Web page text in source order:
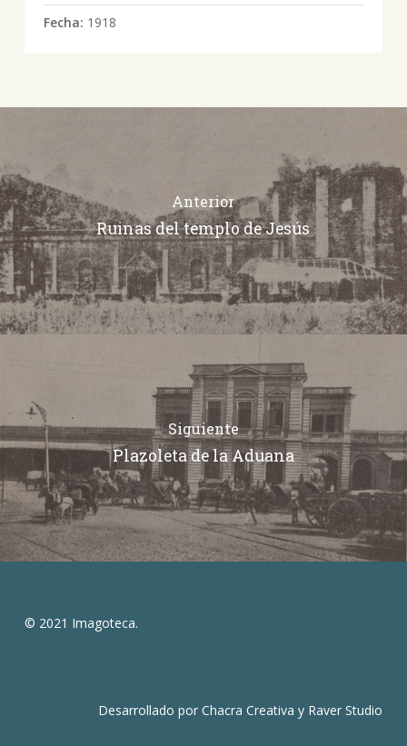
Fecha: 1918
Anterior
Ruinas del templo de Jesús
Siguiente
Plazoleta de la Aduana
© 2021 Imagoteca.
Desarrollado porChacra Creativa y Raver Studio